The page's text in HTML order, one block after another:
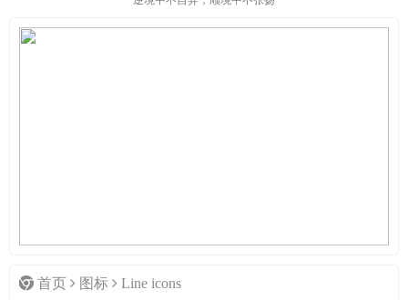
首页 图标 Line icons